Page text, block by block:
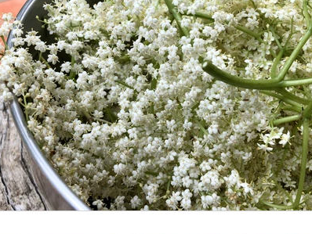
Recetas con manzana Recetas de fruta WWOOF